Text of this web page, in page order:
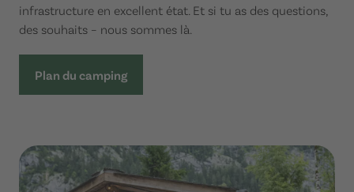
infrastructure en excellent état. Et si tu as des questions,
des souhaits – nous sommes là.
Plan du camping